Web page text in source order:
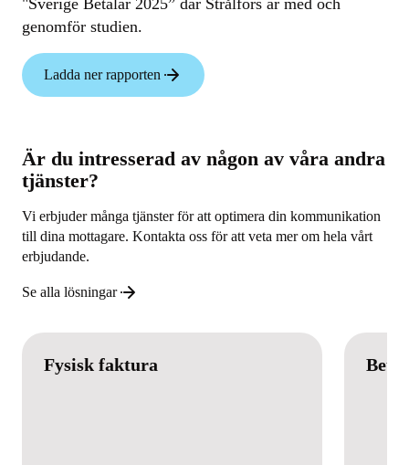
genomför studien.
Ladda ner rapporten
Är du intresserad av någon av våra andra
tjänster?
Vi erbjuder många tjänster för att optimera din kommunikation
till dina mottagare. Kontakta oss för att veta mer om hela vårt
erbjudande.
Se alla lösningar
Fysisk faktura